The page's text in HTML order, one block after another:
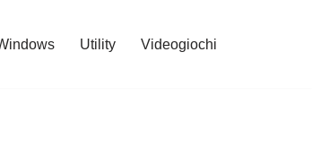
Utility Videogiochi